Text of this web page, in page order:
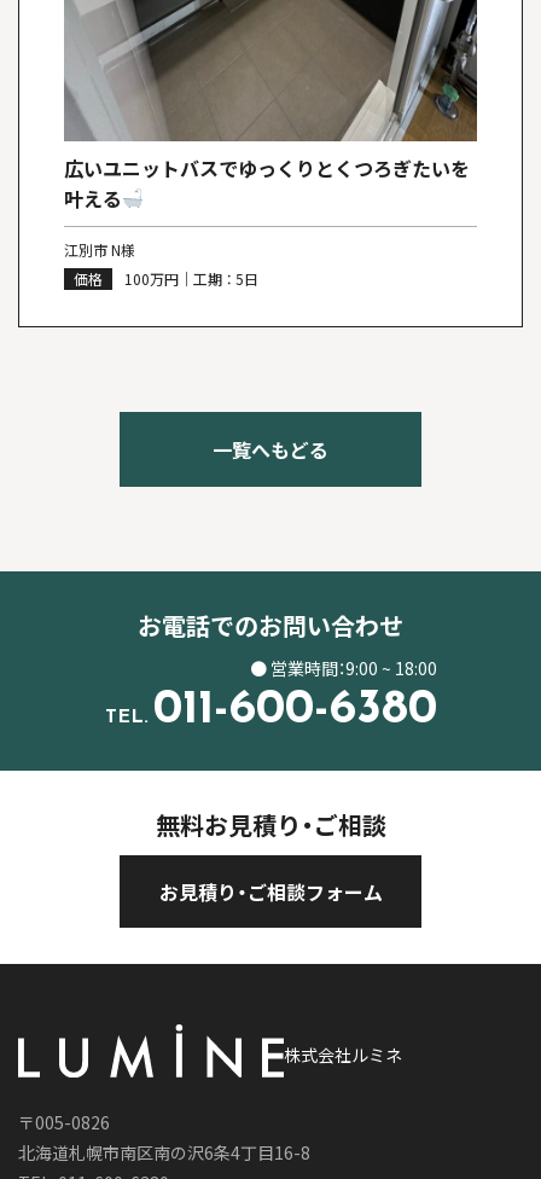
広いユニットバスでゆっくりとくつろぎたいを
叶える
江別市 N様
価格
100万円｜工期 ： 5日
一覧へもどる
お電話でのお問い合わせ
● 営業時間：9:00 ~ 18:00
TEL. 011-600-6380
無料お見積り・ご相談
お見積り・ご相談フォーム
株式会社ルミネ
〒005-0826
北海道札幌市南区南の沢6条4丁目16-8